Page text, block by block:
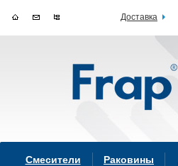
Смесители Раковины
Доставка